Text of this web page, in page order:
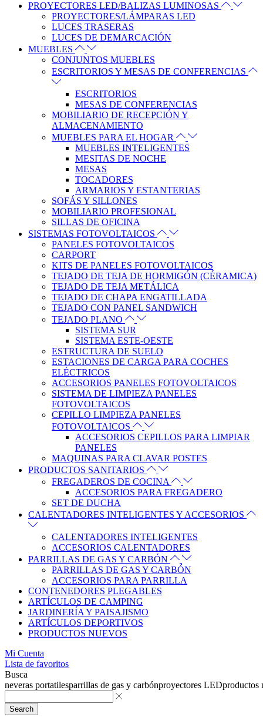
PROYECTORES LED/BALIZAS LUMINOSAS
PROYECTORES/LÁMPARAS LED
LUCES TRASERAS
LUCES DE DEMARCACIÓN
MUEBLES
CONJUNTOS MUEBLES
ESCRITORIOS Y MESAS DE CONFERENCIAS
ESCRITORIOS
MESAS DE CONFERENCIAS
MOBILIARIO DE RECEPCIÓN Y
ALMACENAMIENTO
MUEBLES PARA EL HOGAR
MUEBLES INTELIGENTES
MESITAS DE NOCHE
MESAS
TOCADORES
ARMARIOS Y ESTANTERIAS
SOFÁS Y SILLONES
MOBILIARIO PROFESIONAL
SILLAS DE OFICINA
SISTEMAS FOTOVOLTAICOS
PANELES FOTOVOLTAICOS
CARPORT
KITS DE PANELES FOTOVOLTAICOS
TEJADO DE TEJA DE HORMIGÓN (CÉRAMICA)
TEJADO DE TEJA METÁLICA
TEJADO DE CHAPA ENGATILLADA
TEJADO CON PANEL SANDWICH
TEJADO PLANO
SISTEMA SUR
SISTEMA ESTE-OESTE
ESTRUCTURA DE SUELO
ESTACIONES DE CARGA PARA COCHES
ELÉCTRICOS
ACCESORIOS PANELES FOTOVOLTAICOS
SISTEMA DE LIMPIEZA PANELES
FOTOVOLTAICOS
CEPILLO LIMPIEZA PANELES
FOTOVOLTAICOS
ACCESORIOS CEPILLOS PARA LIMPIAR
PANELES
MAQUINAS PARA CLAVAR POSTES
PRODUCTOS SANITARIOS
FREGADEROS DE COCINA
ACCESORIOS PARA FREGADERO
SET DE DUCHA
CALENTADORES INTELIGENTES Y ACCESORIOS
CALENTADORES INTELIGENTES
ACCESORIOS CALENTADORES
PARRILLAS DE GAS Y CARBÓN
PARRILLAS DE GAS Y CARBÓN
ACCESORIOS PARA PARRILLA
CONTENEDORES PLEGABLES
ARTÍCULOS DE CAMPING
JARDINERÍA Y PAISAJISMO
ARTÍCULOS DEPORTIVOS
PRODUCTOS NUEVOS
Mi Cuenta
Lista de favoritos
Busca
neveras portatilesparrillas de gas y carbónproyectores LEDproductos
Search